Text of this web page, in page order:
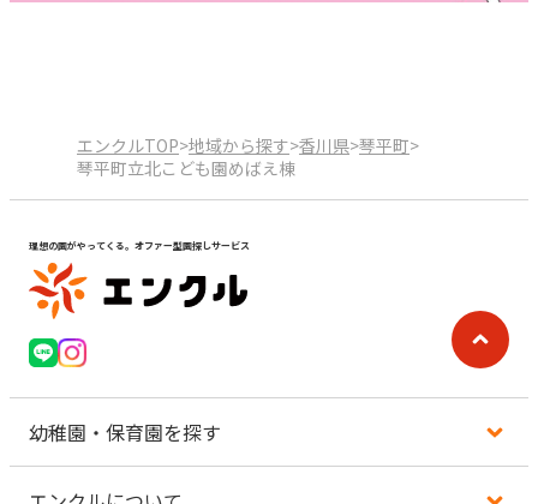
エンクルTOP>地域から探す>香川県>琴平町>
琴平町立北こども園めばえ棟
理想の園がやってくる。オファー型園探しサービス
幼稚園・保育園を探す